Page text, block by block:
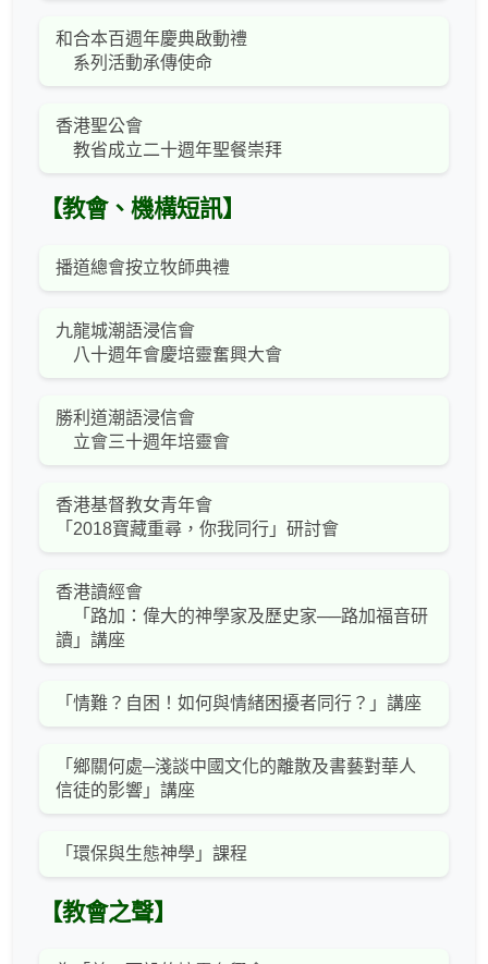
和合本百週年慶典啟動禮
系列活動承傳使命
香港聖公會
教省成立二十週年聖餐崇拜
【教會、機構短訊】
播道總會按立牧師典禮
九龍城潮語浸信會
八十週年會慶培靈奮興大會
勝利道潮語浸信會
立會三十週年培靈會
香港基督教女青年會
「2018寶藏重尋，你我同行」研討會
香港讀經會
「路加：偉大的神學家及歷史家──路加福音研
讀」講座
「情難？自困！如何與情緒困擾者同行？」講座
「鄉關何處─淺談中國文化的離散及書藝對華人
信徒的影響」講座
「環保與生態神學」課程
【教會之聲】